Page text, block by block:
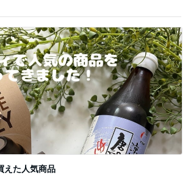
えた人気商品